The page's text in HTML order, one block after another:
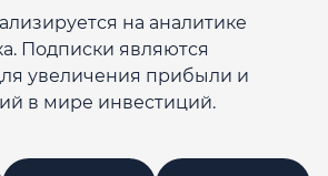
на аналитике
Подписки являются
увеличения прибыли и
в мире инвестиций.